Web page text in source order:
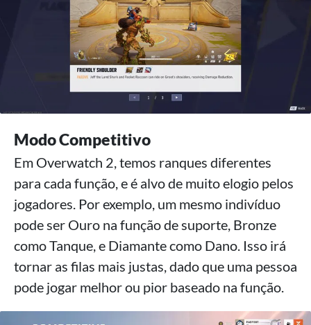
Modo Competitivo
Em Overwatch 2, temos ranques diferentes
para cada função, e é alvo de muito elogio pelos
jogadores. Por exemplo, um mesmo indivíduo
pode ser Ouro na função de suporte, Bronze
como Tanque, e Diamante como Dano. Isso irá
tornar as filas mais justas, dado que uma pessoa
pode jogar melhor ou pior baseado na função.